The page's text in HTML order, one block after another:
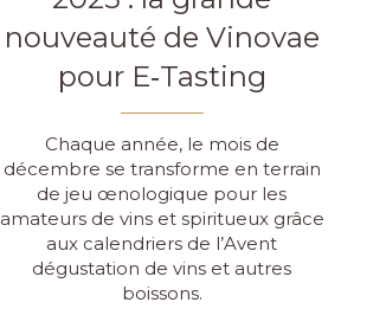
nouveauté de Vinovae
pour E‑Tasting
Chaque année, le mois de
décembre se transforme en terrain
de jeu œnologique pour les
amateurs de vins et spiritueux grâce
aux calendriers de l’Avent
dégustation de vins et autres
boissons.